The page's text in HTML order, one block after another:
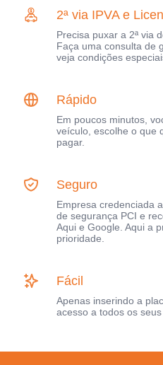
2ª via IPVA e
Precisa puxar a 2ª via
Faça uma consulta de
veja condições
Rápido
Em poucos minutos,
veículo, escolhe o que
pagar.
Seguro
Empresa credenciada
de segurança PCI e
Aqui e Google. Aqui a
prioridade.
Fácil
Apenas inserindo a
acesso a todos os